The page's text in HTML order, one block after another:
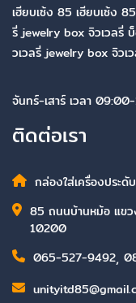
เฮียบเซ้ง 85 เฮียบเซ้ง
รี่ jewelry box จิวเวลรี่
วเวลรี่ jewelry box จิวเ
จันทร์-เสาร์ เวลา
ติดต่อเรา
กล่องใส่เครื่องประดั
85 ถนนบ้านหม้อ แขว
10200
065-527-9492,